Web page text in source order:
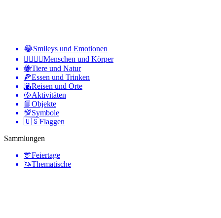
😂Smileys und Emotionen
👩‍❤️‍💋‍👨Menschen und Körper
🐝Tiere und Natur
🍕Essen und Trinken
🌇Reisen und Orte
🥎Aktivitäten
📙Objekte
💯Symbole
🇺🇸Flaggen
Sammlungen
🎊Feiertage
🦄Thematische